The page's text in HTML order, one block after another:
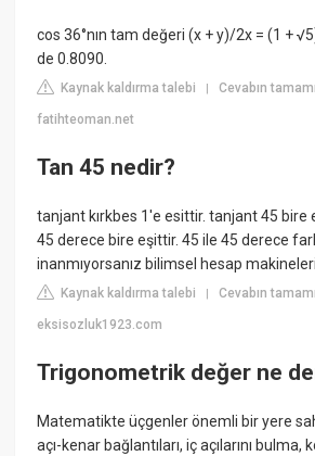
cos 36°nın tam değeri (x + y)/2x = (1 +
de 0.8090.
Kaynak kaldırma talebi |Cevabın
fatihteoman.net
Tan 45 nedir?
tanjant kırkbes 1'e esittir. tanjant 45 bire
45 derece bire eşittir. 45 ile 45 derece
inanmıyorsanız bilimsel hesap
Kaynak kaldırma talebi |Cevabın
eksisozluk1923.com
Trigonometrik değer ne
Matematikte üçgenler önemli bir yere
açı-kenar bağlantıları, iç açılarını bulma,